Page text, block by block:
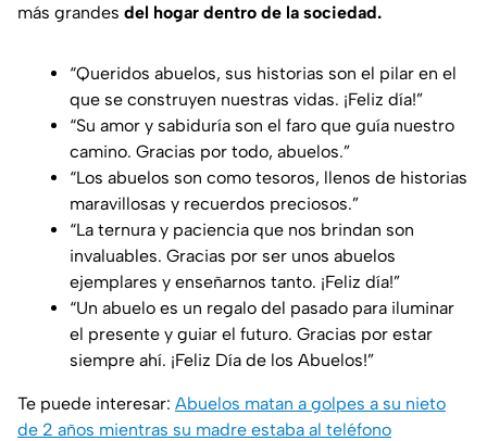
más grandes del hogar dentro de la sociedad.
“Queridos abuelos, sus historias son el pilar en el
que se construyen nuestras vidas. ¡Feliz día!”
“Su amor y sabiduría son el faro que guía nuestro
camino. Gracias por todo, abuelos.”
“Los abuelos son como tesoros, llenos de historias
maravillosas y recuerdos preciosos.”
“La ternura y paciencia que nos brindan son
invaluables. Gracias por ser unos abuelos
ejemplares y enseñarnos tanto. ¡Feliz día!”
“Un abuelo es un regalo del pasado para iluminar
el presente y guiar el futuro. Gracias por estar
siempre ahí. ¡Feliz Día de los Abuelos!”
Te puede interesar: Abuelos matan a golpes a su nieto
de 2 años mientras su madre estaba al teléfono